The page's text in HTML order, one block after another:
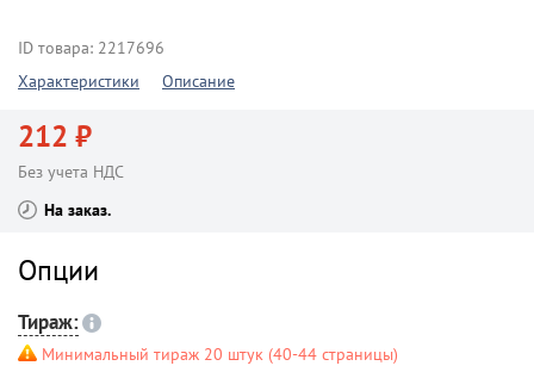
ID товара: 2217696
Характеристики
Описание
212 ₽
Без учета НДС
На заказ
Опции
Тираж:
Минимальный тираж 20 штук (40-44 страницы)